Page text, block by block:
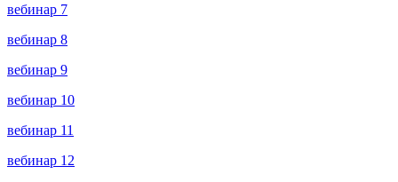
вебинар 7
вебинар 8
вебинар 9
вебинар 10
вебинар 11
вебинар 12